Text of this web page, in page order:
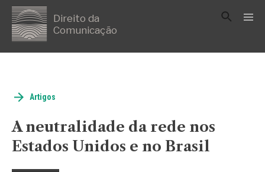
Direito da
Comunicação
Artigos
A neutralidade da rede nos
Estados Unidos e no Brasil